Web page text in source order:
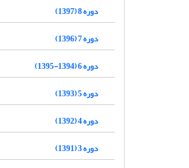
دوره 8 (1397)
دوره 7 (1396)
دوره 6 (1394-1395)
دوره 5 (1393)
دوره 4 (1392)
دوره 3 (1391)